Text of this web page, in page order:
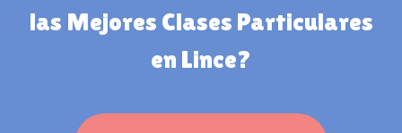
las Mejores Clases Particulares
en Lince?